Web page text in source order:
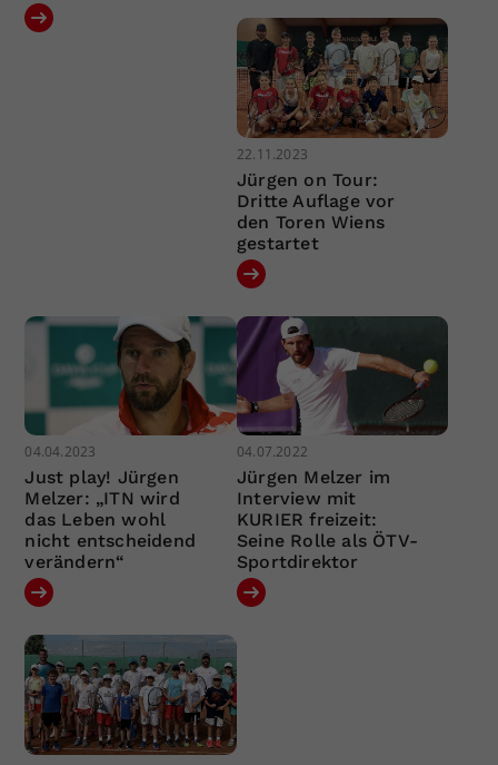
22.11.2023
Jürgen on Tour:
Dritte Auflage vor
den Toren Wiens
gestartet
04.04.2023
Just play! Jürgen
Melzer: „ITN wird
das Leben wohl
nicht entscheidend
verändern“
04.07.2022
Jürgen Melzer im
Interview mit
KURIER freizeit:
Seine Rolle als ÖTV-
Sportdirektor